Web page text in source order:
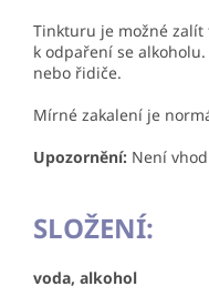
Tinkturu je možné
k odpaření se
nebo řidiče.
Mírné zakalení je
Upozornění: Není
SLOŽENÍ:
voda, alkohol